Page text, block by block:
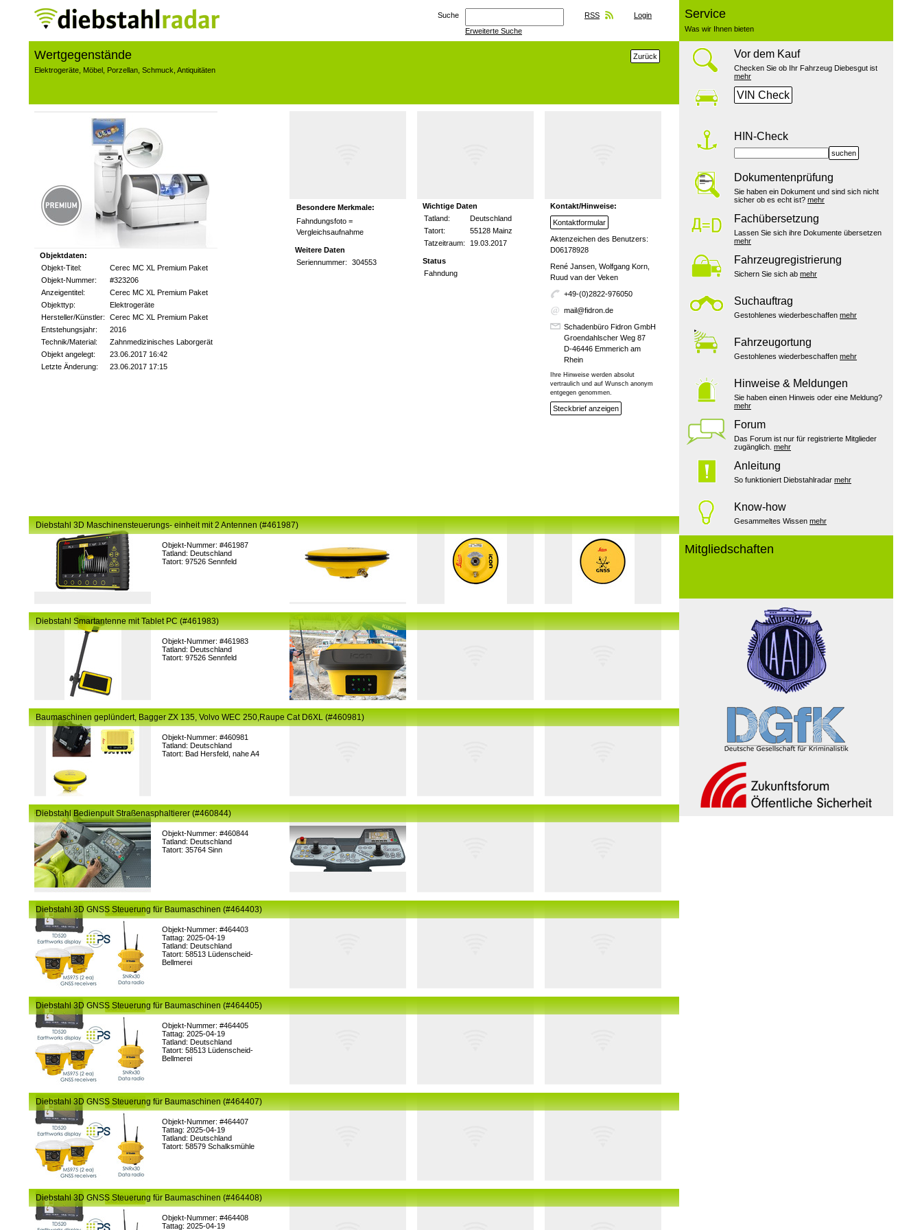
Service
Was wir Ihnen bieten
Vor dem Kauf
Checken Sie ob Ihr Fahrzeug Diebesgut ist
mehr
VIN Check
HIN-Check
suchen
Dokumentenprüfung
Sie haben ein Dokument und sind sich nicht
sicher ob es echt ist? mehr
Fachübersetzung
Lassen Sie sich ihre Dokumente übersetzen
mehr
Fahrzeugregistrierung
Sichern Sie sich ab mehr
Suchauftrag
Gestohlenes wiederbeschaffen mehr
Fahrzeugortung
Gestohlenes wiederbeschaffen mehr
Hinweise & Meldungen
Sie haben einen Hinweis oder eine Meldung?
mehr
Forum
Das Forum ist nur für registrierte Mitglieder
zugänglich. mehr
Anleitung
So funktioniert Diebstahlradar mehr
Know-how
Gesammeltes Wissen mehr
Mitgliedschaften
Suche
Erweiterte Suche
RSS Login
Wertgegenstände
Zurück
Elektrogeräte Möbel Porzellan Schmuck Antiquitäten
Objektdaten:
Objekt-Titel:
Cerec MC XL Premium Paket
Objekt-Nummer:
#323206
Anzeigentitel:
Cerec MC XL Premium Paket
Objekttyp:
Elektrogeräte
Hersteller/Künstler:
Cerec MC XL Premium Paket
Entstehungsjahr:
2016
Technik/Material:
Zahnmedizinisches Laborgerät
Objekt angelegt:
23.06.2017 16:42
Letzte Änderung:
23.06.2017 17:15
Besondere Merkmale:
Fahndungsfoto =
Vergleichsaufnahme
Weitere Daten
Seriennummer:
304553
Wichtige Daten
Tatland:
Deutschland
Tatort:
55128 Mainz
Tatzeitraum:
19.03.2017
Status
Fahndung
Kontakt/Hinweise:
Kontaktformular
Aktenzeichen des Benutzers:
D06178928
René Jansen, Wolfgang Korn,
Ruud van der Veken
+49-(0)2822-976050
mail@fidron.de
Schadenbüro Fidron GmbH
Groendahlscher Weg 87
D-46446 Emmerich am
Rhein
Ihre Hinweise werden absolut
vertraulich und auf Wunsch anonym
entgegen genommen.
Steckbrief anzeigen
Objekt-Nummer: #461987
Tatland: Deutschland
Tatort: 97526 Sennfeld
Diebstahl 3D Maschinensteuerungs- einheit mit 2 Antennen (#461987)
Objekt-Nummer: #461983
Tatland: Deutschland
Tatort: 97526 Sennfeld
Diebstahl Smartantenne mit Tablet PC (#461983)
Objekt-Nummer: #460981
Tatland: Deutschland
Tatort: Bad Hersfeld, nahe A4
Baumaschinen geplündert, Bagger ZX 135, Volvo WEC 250,Raupe Cat D6XL (#460981)
Objekt-Nummer: #460844
Tatland: Deutschland
Tatort: 35764 Sinn
Diebstahl Bedienpult Straßenasphaltierer (#460844)
Objekt-Nummer: #464403
Tattag: 2025-04-19
Tatland: Deutschland
Tatort: 58513 Lüdenscheid-
Bellmerei
Diebstahl 3D GNSS Steuerung für Baumaschinen (#464403)
Objekt-Nummer: #464405
Tattag: 2025-04-19
Tatland: Deutschland
Tatort: 58513 Lüdenscheid-
Bellmerei
Diebstahl 3D GNSS Steuerung für Baumaschinen (#464405)
Objekt-Nummer: #464407
Tattag: 2025-04-19
Tatland: Deutschland
Tatort: 58579 Schalksmühle
Diebstahl 3D GNSS Steuerung für Baumaschinen (#464407)
Objekt-Nummer: #464408
Tattag: 2025-04-19
Diebstahl 3D GNSS Steuerung für Baumaschinen (#464408)